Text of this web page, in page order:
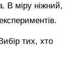
В міру ніжний,
тих, хто